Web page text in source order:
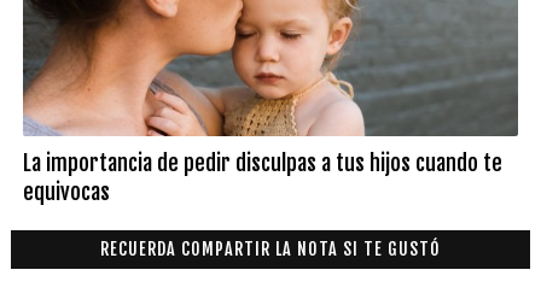
La importancia de pedir disculpas a tus hijos cuando te
equivocas
RECUERDA COMPARTIR LA NOTA SI TE GUSTÓ